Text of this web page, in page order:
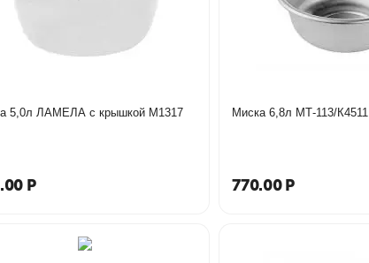
Миска 5,0л ЛАМЕЛА с крышкой М1317
Р
Миска 6,8л МТ-113/К4511
770.00 Р